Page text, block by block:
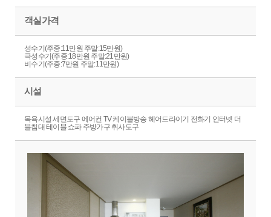
객실가격
성수기(주중:11만원 주말:15만원)
극성수기(주중:18만원 주말:21만원)
비수기(주중:7만원 주말:11만원)
시설
목욕시설 세면도구 에어컨 TV 케이블방송 헤어드라이기 전화기 인터넷 더
블침대 테이블 쇼파 주방가구 취사도구